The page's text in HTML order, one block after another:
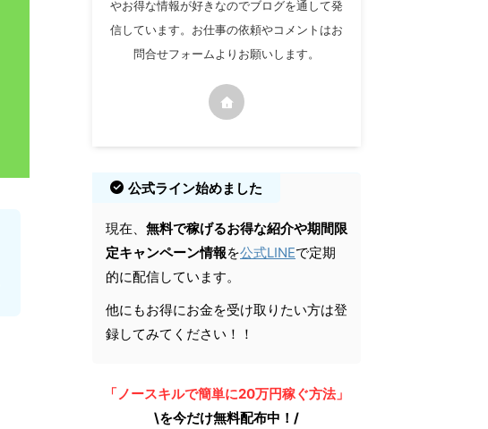
やお得な情報が好きなのでブログを通して発
信しています。お仕事の依頼やコメントはお
問合せフォームよりお願いします。
公式ライン始めました
現在、 無料で稼げるお得な紹介や期間限
定キャンペーン情報を公式LINEで定期
的に配信しています。
他にもお得にお金を受け取りたい方は登
録してみてください！！
「ノースキルで簡単に20万円稼ぐ方法」
\を今だけ無料配布中！/